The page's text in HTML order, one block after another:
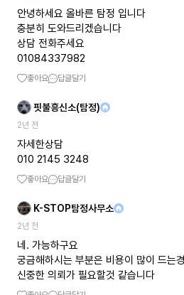
안녕하세요 올바른 탐정 입니다
충분히 도와드리겠습니다
상담 전화주세요
01084337982
좋아요 답글달기
핏불흥신소(탐정)
2년 전
자세한상담
010 2145 3248
좋아요 답글달기
K-STOP탐정사무소
2년 전
네. 가능하구요
궁금해하시는 부분은 비용이 많이 드는
신중한 의뢰가 필요할것 같습니다